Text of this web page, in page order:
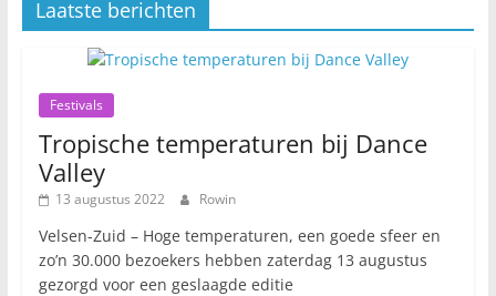
Laatste berichten
Festivals
Tropische temperaturen bij Dance
Valley
13 augustus 2022 Rowin
Velsen-Zuid – Hoge temperaturen, een goede sfeer en
zo’n 30.000 bezoekers hebben zaterdag 13 augustus
gezorgd voor een geslaagde editie